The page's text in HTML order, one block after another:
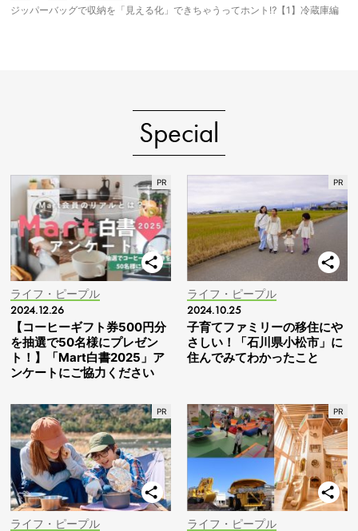
ジッパーバッグで収納を「見える化」できちゃうってホント⁉【1】冷蔵庫編
Special
ライフ・ピープル
2024.12.26
【コーヒーギフト券500円分
を抽選で50名様にプレゼン
ト！】「Mart白書2025」ア
ンケートにご協力ください
ライフ・ピープル
2024.10.25
子育てファミリーの移住にや
さしい！「石川県小松市」に
住んでみてわかったこと
ライフ・ピープル ライフ・ピープル